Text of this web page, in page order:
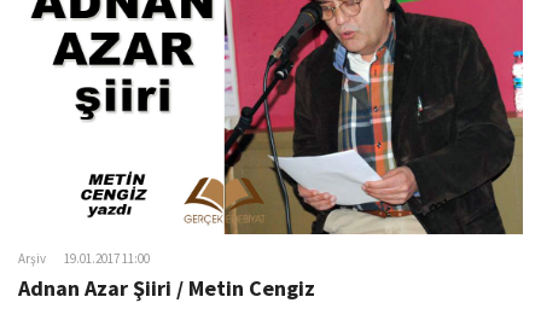
o
Arşiv 19.01.2017 11:00
Adnan Azar Şiiri / Metin Cengiz